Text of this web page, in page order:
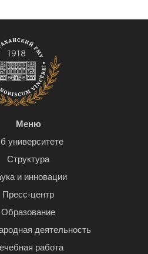
Меню
университете
Структура
и инновации
Пресс-центр
Образование
деятельность
работа